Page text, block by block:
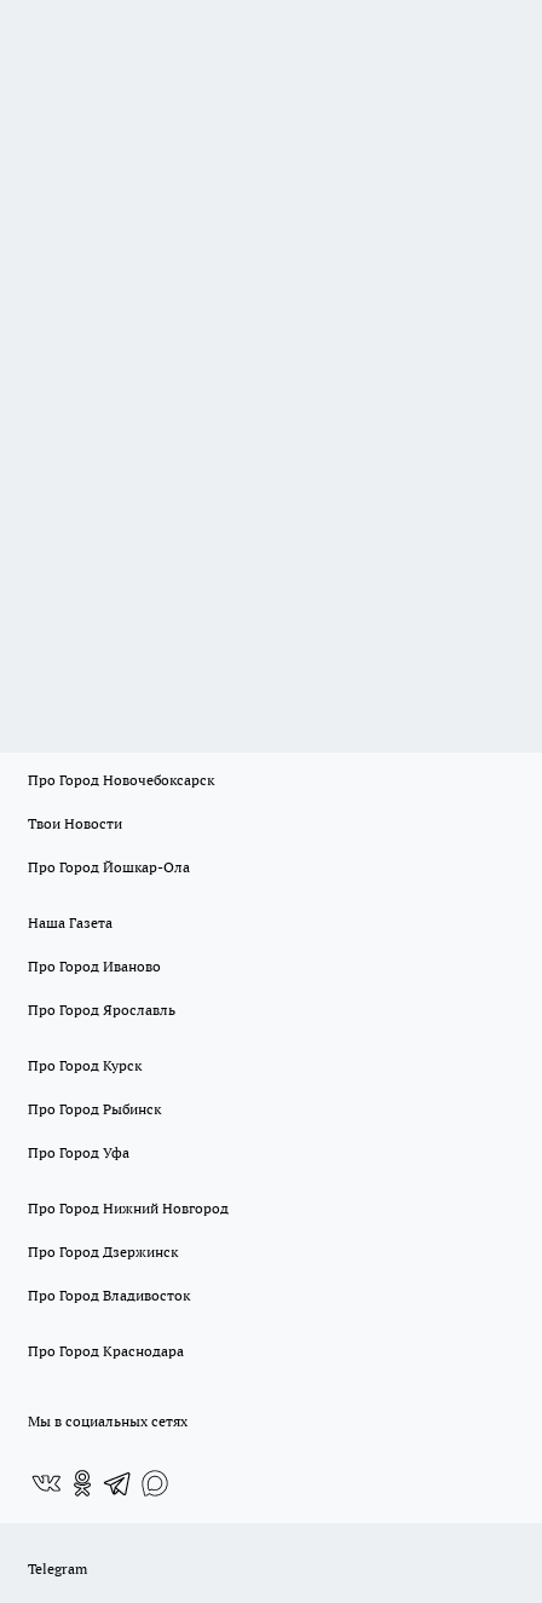
Про Город Новочебоксарск
Твои Новости
Про Город Йошкар-Ола
Наша Газета
Про Город Иваново
Про Город Ярославль
Про Город Курск
Про Город Рыбинск
Про Город Уфа
Про Город Нижний Новгород
Про Город Дзержинск
Про Город Владивосток
Про Город Краснодара
Мы в социальных сетях
Telegram